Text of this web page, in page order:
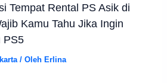
Tempat Rental PS Asik di
Kamu Tahu Jika Ingin
PS5
/ OlehErlina